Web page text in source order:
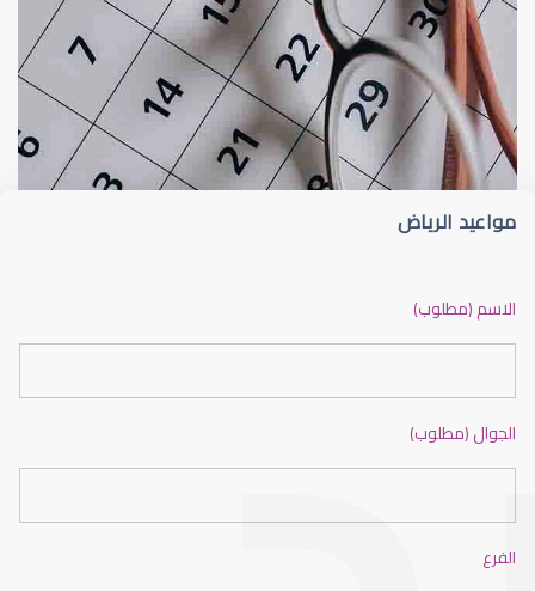
الجدول الزمني لزيارات طبيب عيون عيون الاطفال
مواعيد الرياض
الاسم (مطلوب)
الجوال (مطلوب)
الفرع